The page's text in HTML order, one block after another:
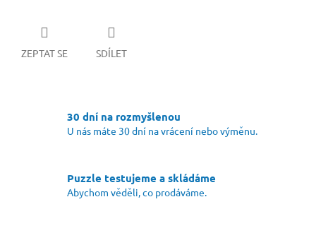
ZEPTAT SE SDÍLET
30 dní na rozmyšlenou
U nás máte 30 dní na vrácení nebo výměnu.
Puzzle testujeme a skládáme
Abychom věděli, co prodáváme.